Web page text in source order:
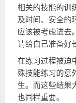
相关的技能的训
及时间、安全的
应该被考虑进去
请给自己准备好
在练习过程被迫
殊技能练习的意
生。而这些结果
也同样重要。